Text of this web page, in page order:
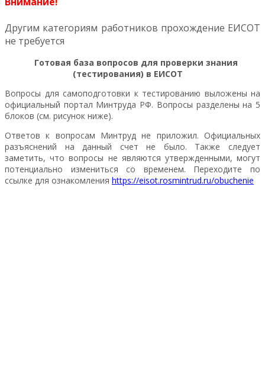
Другим категориям работников прохождение ЕИСОТ
не требуется
Готовая база вопросов для проверки знания
(тестирования) в ЕИСОТ
Вопросы для самоподготовки к тестированию выложены на
официальный портал Минтруда РФ. Вопросы разделены на 5
блоков (см. рисунок ниже).
Ответов к вопросам Минтруд не приложил. Официальных
разъяснений на данный счет не было. Также следует
заметить, что вопросы не являются утвержденными, могут
потенциально измениться со временем. Переходите по
ссылке для ознакомления https://eisot.rosmintrud.ru/obuchenie